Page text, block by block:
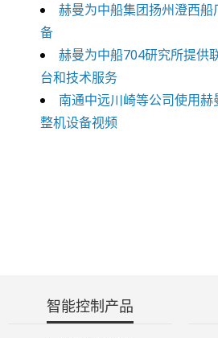
赫曼为中船集团扬州澄西
备
赫曼为中船704研究所提供
台和技术服务
南通中远川崎等公司使用赫
整机设备视频
智能控制产品